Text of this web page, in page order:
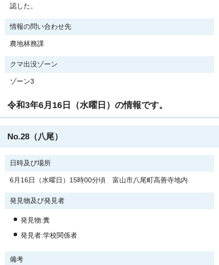
認した。
情報の問い合わせ先
農地林務課
クマ出没ゾーン
ゾーン3
令和3年6月16日（水曜日）の情報です。
No.28（八尾）
日時及び場所
6月16日（水曜日）15時00分頃 富山市八尾町高善寺地内
発見物及び発見者
発見物:糞
発見者:学校関係者
備考